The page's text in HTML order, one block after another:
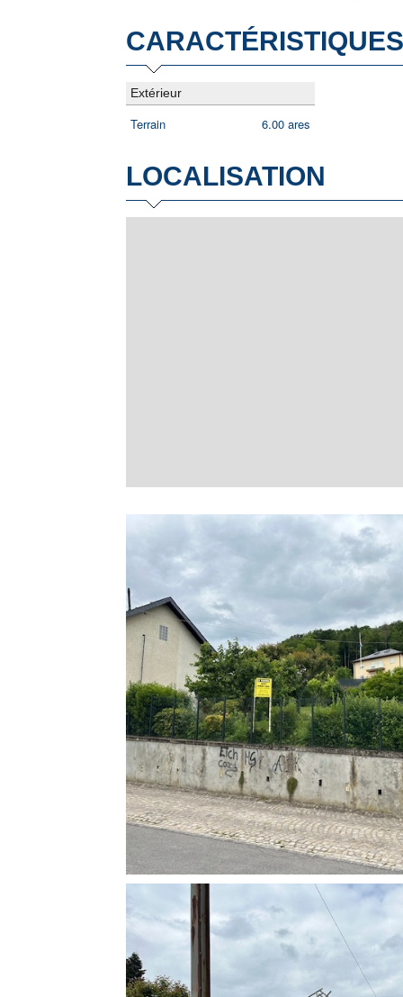
CARACTÉRISTIQUES
Extérieur
Terrain 6.00 ares
LOCALISATION